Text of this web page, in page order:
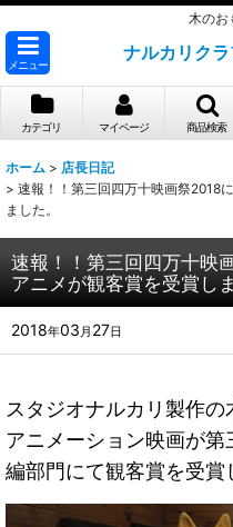
木のお
メニュー
ナルカリク
カテゴリ マイページ 商品検索
ホーム > 店長日記
> 速報！！第三回四万十映画祭2018
ました。
速報！！第三回四万十映
アニメが観客賞を受賞し
2018年03 月 27日
スタジオナルカリ製作
アニメーション映画が
編部門にて観客賞を受賞